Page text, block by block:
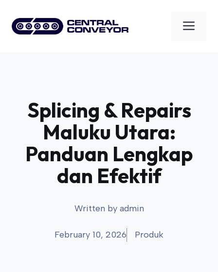
content
Splicing & Repairs
Maluku Utara:
Panduan Lengkap
dan Efektif
Written by admin
February 10, 2026 Produk